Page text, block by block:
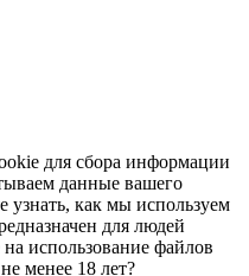
для сбора информации
данные вашего
узнать, как мы используем
для людей
использование файлов
менее 18 лет?